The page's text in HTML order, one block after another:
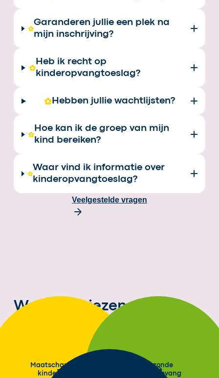
Garanderen jullie een plek na
mijn inschrijving?
Heb ik recht op
kinderopvangtoeslag?
Hebben jullie wachtlijsten?
Hoe kan ik de groep van mijn
kind bereiken?
Waar vind ik informatie over
kinderopvangtoeslag?
Veelgestelde vragen
Waarom kiezen voor
Maatschappelijke
kinderopvang
Gezonde
Kinderopvang